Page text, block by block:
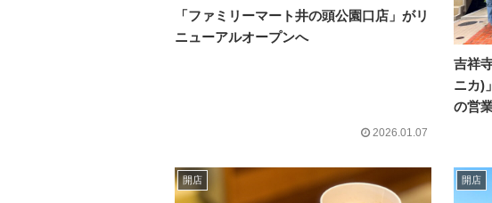
「ファミリーマート井の頭公園口店」がリ
ニューアルオープンへ
2026.01.07
吉祥
ニカ)
の営
開店 開店